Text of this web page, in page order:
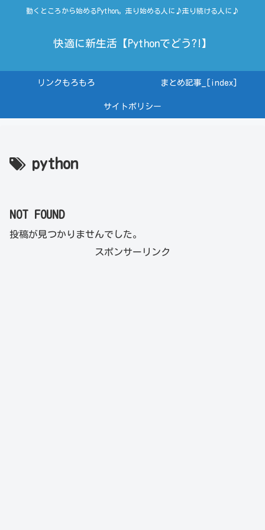
動くところから始めるPython。走り始める人に♪走り続ける人に♪
快適に新生活【Pythonでどう?!】
リンクもろもろ まとめ記事_[index]
サイトポリシー
python
NOT FOUND
投稿が見つかりませんでした。
スポンサーリンク